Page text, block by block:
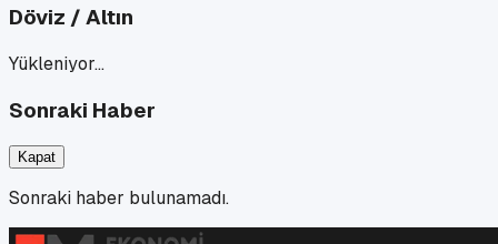
Döviz / Altın
Yükleniyor…
Sonraki Haber
Kapat
Sonraki haber bulunamadı.